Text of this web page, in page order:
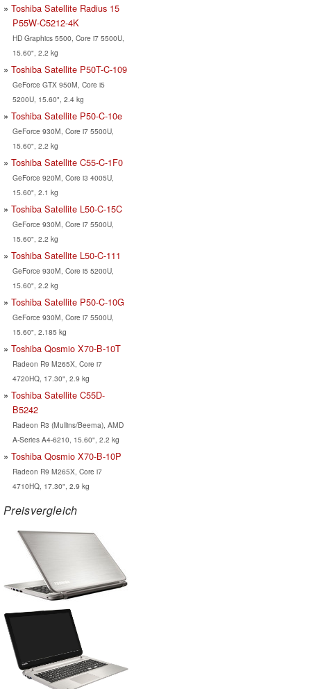
Toshiba Satellite Radius 15
P55W-C5212-4K
HD Graphics 5500, Core i7 5500U,
15.60", 2.2 kg
Toshiba Satellite P50T-C-109
GeForce GTX 950M, Core i5
5200U, 15.60", 2.4 kg
Toshiba Satellite P50-C-10e
GeForce 930M, Core i7 5500U,
15.60", 2.2 kg
Toshiba Satellite C55-C-1F0
GeForce 920M, Core i3 4005U,
15.60", 2.1 kg
Toshiba Satellite L50-C-15C
GeForce 930M, Core i7 5500U,
15.60", 2.2 kg
Toshiba Satellite L50-C-111
GeForce 930M, Core i5 5200U,
15.60", 2.2 kg
Toshiba Satellite P50-C-10G
GeForce 930M, Core i7 5500U,
15.60", 2.185 kg
Toshiba Qosmio X70-B-10T
Radeon R9 M265X, Core i7
4720HQ, 17.30", 2.9 kg
Toshiba Satellite C55D-
B5242
Radeon R3 (Mullins/Beema), AMD
A-Series A4-6210, 15.60", 2.2 kg
Toshiba Qosmio X70-B-10P
Radeon R9 M265X, Core i7
4710HQ, 17.30", 2.9 kg
Preisvergleich